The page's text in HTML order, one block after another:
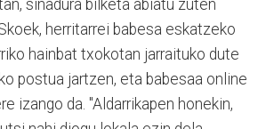
sinadura bilketa abiatu zuten
herritarrei babesa eskatzeko
hainbat txokotan jarraituko dute
postua jartzen, eta babesaa online
izango da. "Aldarrikapen honekin,